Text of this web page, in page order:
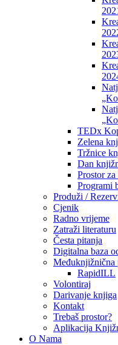
TEDx
Zelena
Tržnice
Dan
Prostor za
Programi
Produži /
Cjenik
Radno vrijeme
Zatraži literaturu
Česta pitanja
Digitalna baza
Međuknjižnična
RapidILL
Volontiraj
Darivanje knjiga
Kontakt
Trebaš prostor?
Aplikacija
O Nama